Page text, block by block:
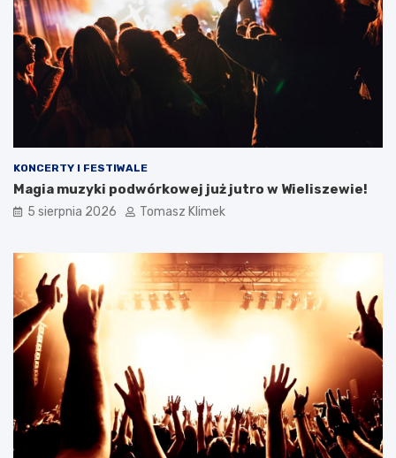
KONCERTY I FESTIWALE
Magia muzyki podwórkowej już jutro w Wieliszewie!
5 sierpnia 2026 Tomasz Klimek